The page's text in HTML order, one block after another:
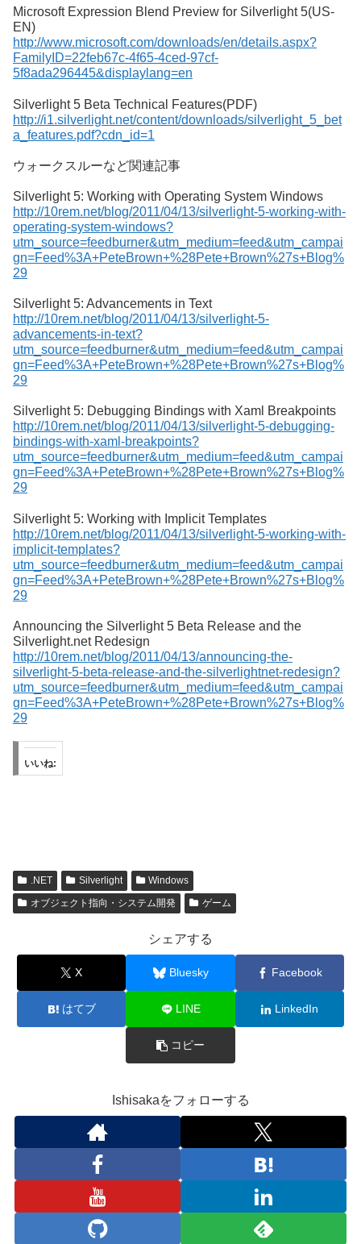
Microsoft Expression Blend Preview for Silverlight 5(US-
EN)
http://www.microsoft.com/downloads/en/details.aspx?
FamilyID=22feb67c-4f65-4ced-97cf-
5f8ada296445&displaylang=en
Silverlight 5 Beta Technical Features(PDF)
http://i1.silverlight.net/content/downloads/silverlight_5_bet
a_features.pdf?cdn_id=1
ウォークスルーなど関連記事
Silverlight 5: Working with Operating System Windows
http://10rem.net/blog/2011/04/13/silverlight-5-working-with-
operating-system-windows?
utm_source=feedburner&utm_medium=feed&utm_campai
gn=Feed%3A+PeteBrown+%28Pete+Brown%27s+Blog%
29
Silverlight 5: Advancements in Text
http://10rem.net/blog/2011/04/13/silverlight-5-
advancements-in-text?
utm_source=feedburner&utm_medium=feed&utm_campai
gn=Feed%3A+PeteBrown+%28Pete+Brown%27s+Blog%
29
Silverlight 5: Debugging Bindings with Xaml Breakpoints
http://10rem.net/blog/2011/04/13/silverlight-5-debugging-
bindings-with-xaml-breakpoints?
utm_source=feedburner&utm_medium=feed&utm_campai
gn=Feed%3A+PeteBrown+%28Pete+Brown%27s+Blog%
29
Silverlight 5: Working with Implicit Templates
http://10rem.net/blog/2011/04/13/silverlight-5-working-with-
implicit-templates?
utm_source=feedburner&utm_medium=feed&utm_campai
gn=Feed%3A+PeteBrown+%28Pete+Brown%27s+Blog%
29
Announcing the Silverlight 5 Beta Release and the
Silverlight.net Redesign
http://10rem.net/blog/2011/04/13/announcing-the-
silverlight-5-beta-release-and-the-silverlightnet-redesign?
utm_source=feedburner&utm_medium=feed&utm_campai
gn=Feed%3A+PeteBrown+%28Pete+Brown%27s+Blog%
29
いいね:
.NET Silverlight
Windows
オブジェクト指向・システム開発
ゲーム
シェアする
X Bluesky Facebook
はてブ LINE LinkedIn
コピー
Ishisakaをフォローする